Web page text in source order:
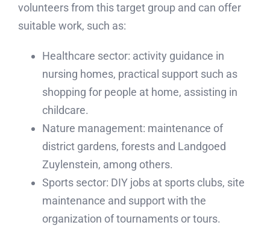
volunteers from this target group and can offer
suitable work, such as:
Healthcare sector: activity guidance in
nursing homes, practical support such as
shopping for people at home, assisting in
childcare.
Nature management: maintenance of
district gardens, forests and Landgoed
Zuylenstein, among others.
Sports sector: DIY jobs at sports clubs, site
maintenance and support with the
organization of tournaments or tours.